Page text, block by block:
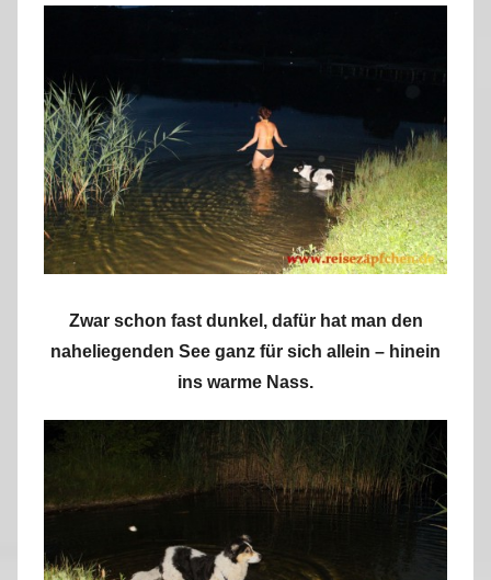
Zwar schon fast dunkel, dafür hat man den
naheliegenden See ganz für sich allein – hinein
ins warme Nass.